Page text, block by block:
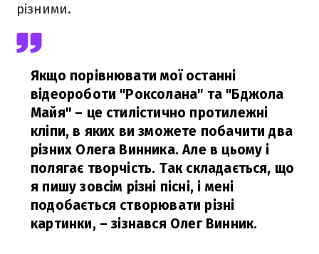
різними.
Якщо порівнювати мої останні
відеороботи "Роксолана" та "Бджола
Майя" – це стилістично протилежні
кліпи, в яких ви зможете побачити два
різних Олега Винника. Але в цьому і
полягає творчість. Так складається, що
я пишу зовсім різні пісні, і мені
подобається створювати різні
картинки, – зізнався Олег Винник.